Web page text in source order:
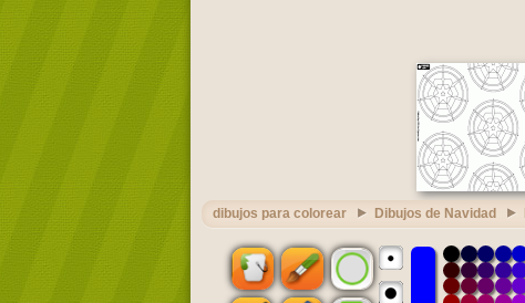
dibujos para colorear Dibujos de Navidad